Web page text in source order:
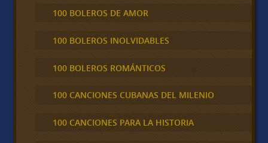
100 BOLEROS DE AMOR
100 BOLEROS INOLVIDABLES
100 BOLEROS ROMÁNTICOS
100 CANCIONES CUBANAS DEL MILENIO
100 CANCIONES PARA LA HISTORIA